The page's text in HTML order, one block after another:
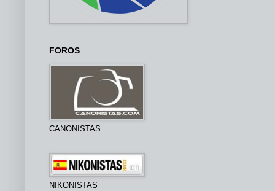
FOROS
CANONISTAS
NIKONISTAS